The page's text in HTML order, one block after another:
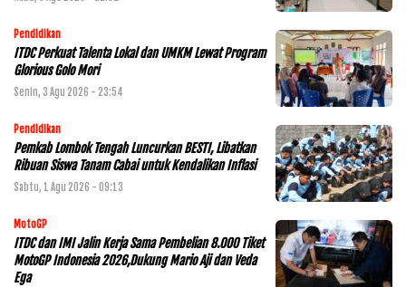
Pendidikan
ITDC Perkuat Talenta Lokal dan UMKM Lewat Program
Glorious Golo Mori
Senin, 3 Agu 2026 - 23:54
Pendidikan
Pemkab Lombok Tengah Luncurkan BESTI, Libatkan
Ribuan Siswa Tanam Cabai untuk Kendalikan Inflasi
Sabtu, 1 Agu 2026 - 09:13
MotoGP
ITDC dan IMI Jalin Kerja Sama Pembelian 8.000 Tiket
MotoGP Indonesia 2026,Dukung Mario Aji dan Veda
Ega